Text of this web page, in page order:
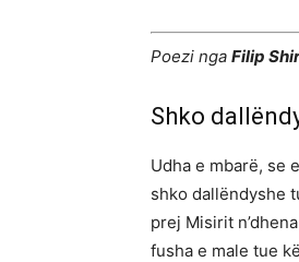
Poezi nga Filip
Shko
Udha e mbarë, se
shko dallëndyshe
prej Misirit
fusha e male tue